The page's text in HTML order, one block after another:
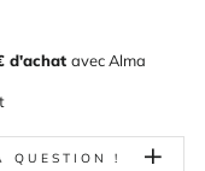
d'achat avecAlma
QUESTION !